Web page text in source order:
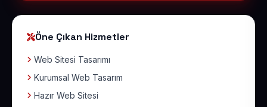
Öne Çıkan Hizmetler
Web Sitesi Tasarımı
Kurumsal Web Tasarım
Hazır Web Sitesi